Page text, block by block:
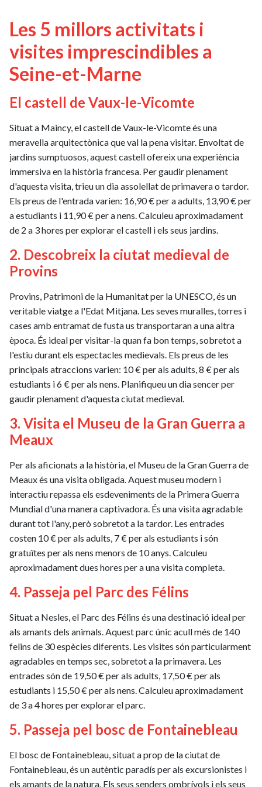
Les 5 millors activitats i
visites imprescindibles a
Seine-et-Marne
El castell de Vaux-le-Vicomte
Situat a Maincy, el castell de Vaux-le-Vicomte és una
meravella arquitectònica que val la pena visitar. Envoltat de
jardins sumptuosos, aquest castell ofereix una experiència
immersiva en la història francesa. Per gaudir plenament
d'aquesta visita, trieu un dia assolellat de primavera o tardor.
Els preus de l'entrada varien: 16,90 € per a adults, 13,90 € per
a estudiants i 11,90 € per a nens. Calculeu aproximadament
de 2 a 3 hores per explorar el castell i els seus jardins.
2. Descobreix la ciutat medieval de
Provins
Provins, Patrimoni de la Humanitat per la UNESCO, és un
veritable viatge a l'Edat Mitjana. Les seves muralles, torres i
cases amb entramat de fusta us transportaran a una altra
època. És ideal per visitar-la quan fa bon temps, sobretot a
l'estiu durant els espectacles medievals. Els preus de les
principals atraccions varien: 10 € per als adults, 8 € per als
estudiants i 6 € per als nens. Planifiqueu un dia sencer per
gaudir plenament d'aquesta ciutat medieval.
3. Visita el Museu de la Gran Guerra a
Meaux
Per als aficionats a la història, el Museu de la Gran Guerra de
Meaux és una visita obligada. Aquest museu modern i
interactiu repassa els esdeveniments de la Primera Guerra
Mundial d'una manera captivadora. És una visita agradable
durant tot l'any, però sobretot a la tardor. Les entrades
costen 10 € per als adults, 7 € per als estudiants i són
gratuïtes per als nens menors de 10 anys. Calculeu
aproximadament dues hores per a una visita completa.
4. Passeja pel Parc des Félins
Situat a Nesles, el Parc des Félins és una destinació ideal per
als amants dels animals. Aquest parc únic acull més de 140
felins de 30 espècies diferents. Les visites són particularment
agradables en temps sec, sobretot a la primavera. Les
entrades són de 19,50 € per als adults, 17,50 € per als
estudiants i 15,50 € per als nens. Calculeu aproximadament
de 3 a 4 hores per explorar el parc.
5. Passeja pel bosc de Fontainebleau
El bosc de Fontainebleau, situat a prop de la ciutat de
Fontainebleau, és un autèntic paradís per als excursionistes i
els amants de la natura. Els seus senders ombrívols i els seus